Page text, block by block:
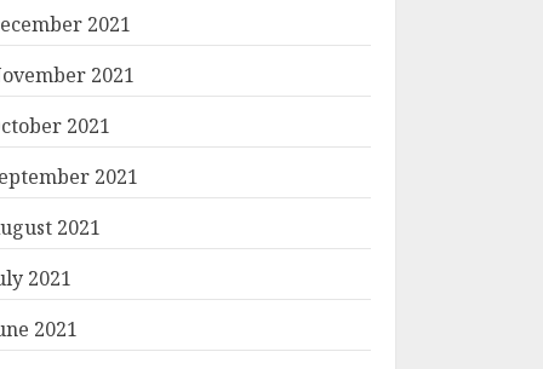
2021
2021
2021
2021
2021
2021
2021